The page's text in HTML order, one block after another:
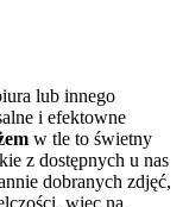
lub innego
i efektowne
w tle to świetny
z dostępnych u nas
dobranych zdjęć,
więc na